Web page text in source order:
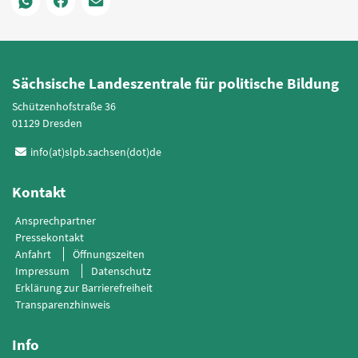
Sächsische Landeszentrale für politische Bildung
Schützenhofstraße 36
01129 Dresden
info(at)slpb.sachsen(dot)de
Kontakt
Ansprechpartner
Pressekontakt
Anfahrt
Öffnungszeiten
Impressum
Datenschutz
Erklärung zur Barrierefreiheit
Transparenzhinweis
Info